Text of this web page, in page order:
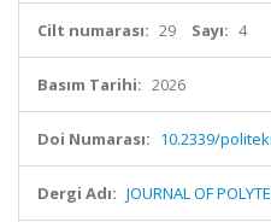
Cilt numarası: 29 Sayı: 4
Basım Tarihi: 2026
Doi Numarası: 10.2339/
Dergi Adı: JOURNAL OF